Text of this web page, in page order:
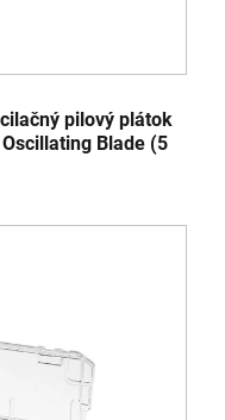
pilový plátok
Blade (5